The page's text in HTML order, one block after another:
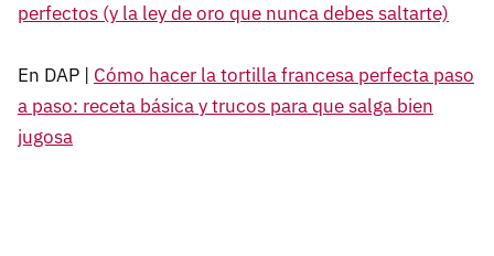
perfectos (y la ley de oro que nunca debes saltarte)
En DAP | Cómo hacer la tortilla francesa perfecta paso
a paso: receta básica y trucos para que salga bien
jugosa